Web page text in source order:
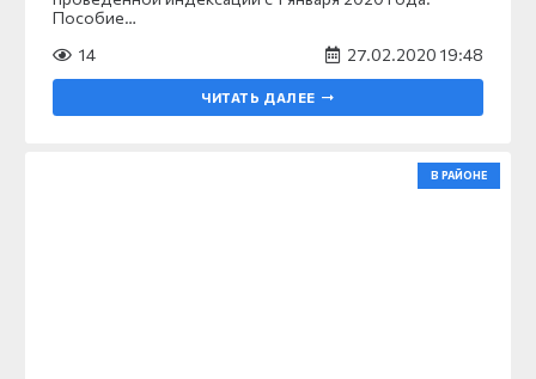
Пособие…
14
27.02.2020 19:48
ЧИТАТЬ ДАЛЕЕ
В РАЙОНЕ